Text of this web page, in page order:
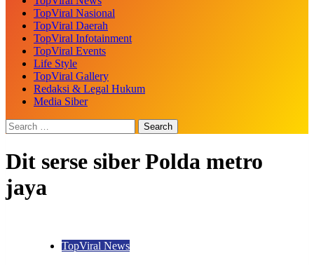
TopViral Nasional
TopViral Daerah
TopViral Infotainment
TopViral Events
Life Style
TopViral Gallery
Redaksi & Legal Hukum
Media Siber
Dit serse siber Polda metro
jaya
TopViral News